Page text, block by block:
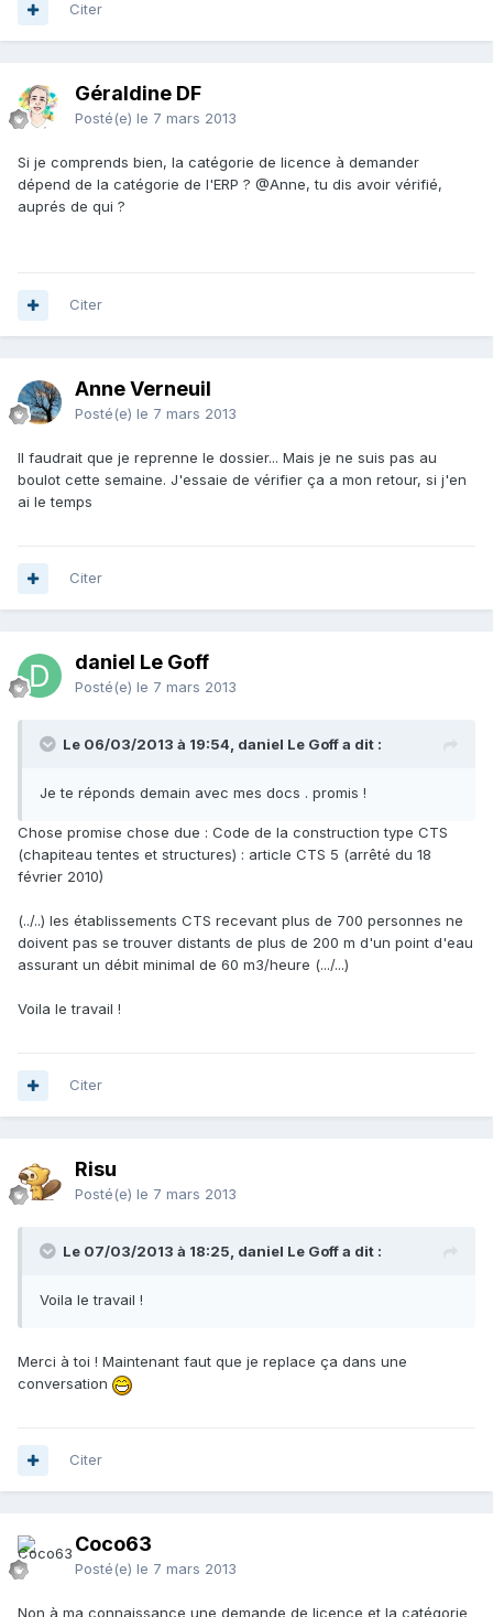
Citer
Géraldine DF
Posté(e) le 7 mars 2013
Si je comprends bien, la catégorie de licence à demander
dépend de la catégorie de l'ERP ? @Anne, tu dis avoir vérifié,
auprés de qui ?
Citer
Anne Verneuil
Posté(e) le 7 mars 2013
Il faudrait que je reprenne le dossier... Mais je ne suis pas au
boulot cette semaine. J'essaie de vérifier ça a mon retour, si j'en
ai le temps
Citer
daniel Le Goff
Posté(e) le 7 mars 2013
Le 06/03/2013 à 19:54, daniel Le Goff a dit :
Je te réponds demain avec mes docs . promis !
Chose promise chose due : Code de la construction type CTS
(chapiteau tentes et structures) : article CTS 5 (arrêté du 18
février 2010)
(../..) les établissements CTS recevant plus de 700 personnes ne
doivent pas se trouver distants de plus de 200 m d'un point d'eau
assurant un débit minimal de 60 m3/heure (.../...)
Voila le travail !
Citer
Risu
Posté(e) le 7 mars 2013
Le 07/03/2013 à 18:25, daniel Le Goff a dit :
Voila le travail !
Merci à toi ! Maintenant faut que je replace ça dans une
conversation
Citer
Coco63
Posté(e) le 7 mars 2013
Non à ma connaissance une demande de licence et la catégorie